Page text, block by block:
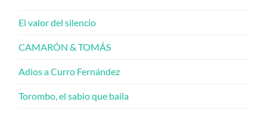
El valor del silencio
CAMARÓN & TOMÁS
Adios a Curro Fernández
Torombo, el sabio que baila